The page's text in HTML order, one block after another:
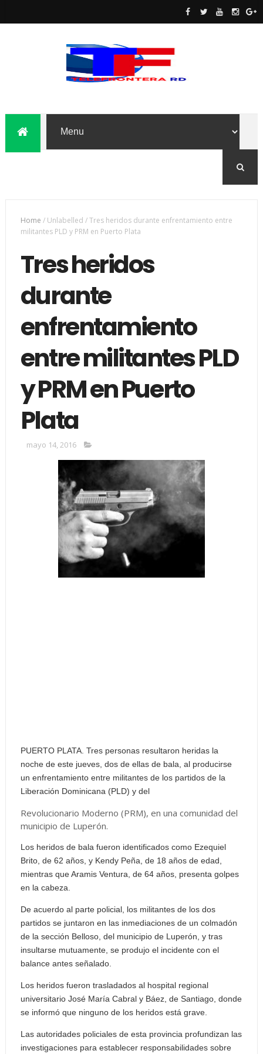
Home /Unlabelled /Tres heridos durante enfrentamiento entre
militantes PLD y PRM en Puerto Plata
Tres heridos
durante
enfrentamiento
entre militantes PLD
y PRM en Puerto
Plata
mayo 14, 2016
PUERTO PLATA. Tres personas resultaron heridas la
noche de este jueves, dos de ellas de bala, al producirse
un enfrentamiento entre militantes de los partidos de la
Liberación Dominicana (PLD) y del
Revolucionario Moderno (PRM), en una comunidad del
municipio de Luperón.
Los heridos de bala fueron identificados como Ezequiel
Brito, de 62 años, y Kendy Peña, de 18 años de edad,
mientras que Aramis Ventura, de 64 años, presenta golpes
en la cabeza.
De acuerdo al parte policial, los militantes de los dos
partidos se juntaron en las inmediaciones de un colmadón
de la sección Belloso, del municipio de Luperón, y tras
insultarse mutuamente, se produjo el incidente con el
balance antes señalado.
Los heridos fueron trasladados al hospital regional
universitario José María Cabral y Báez, de Santiago, donde
se informó que ninguno de los heridos está grave.
Las autoridades policiales de esta provincia profundizan las
investigaciones para establecer responsabilidades sobre